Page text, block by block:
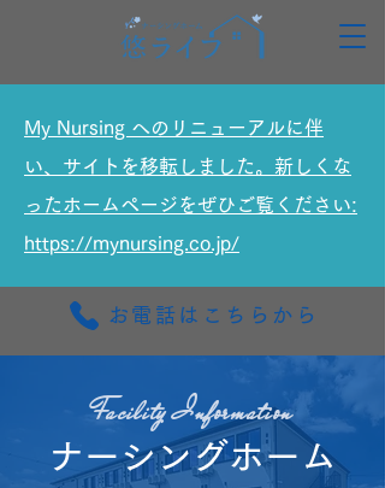
お電話はこちらから
My Nursing へのリニューアルに伴
い、サイトを移転しました。新しくな
ったホームページをぜひご覧ください:
https://mynursing.co.jp/
Facility ​Information
ナーシングホーム